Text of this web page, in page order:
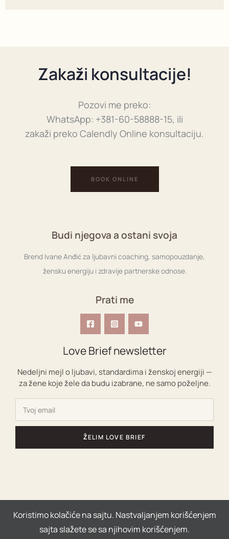
Zakaži konsultacije!
Pozovi me preko:
WhatsApp: +381-60-58888-15, ili
zakaži preko Calendly Online konsultaciju.
BOOK ONLINE
Budi njegova a ostani svoja
Brend Ivane Anđić za ljubavni coaching, samopouzdanje,
žensku energiju i zdravije partnerske odnose.
Prati me
Love Brief newsletter
Nedeljni mejl o ljubavi, standardima i ženskoj energiji —
za žene koje žele da budu izabrane, ne samo poželjne.
ŽELIM LOVE BRIEF
žene|
Koristimo kolačiće na sajtu. Nastvaljanjem korišćenjem
sajta slažete se sa njihovim korišćenjem.